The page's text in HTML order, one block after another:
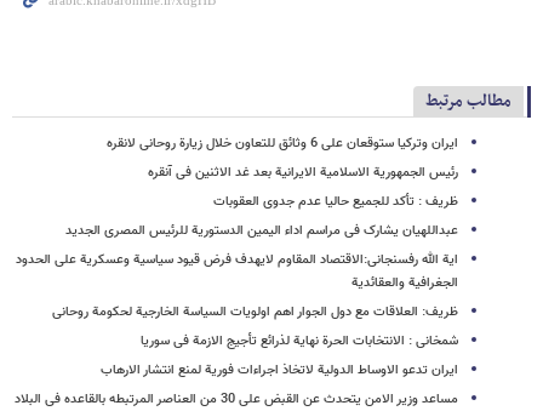
مطالب مرتبط
ایران وترکیا ستوقعان علی 6 وثائق للتعاون خلال زیارة روحانی لانقره
رئیس الجمهوریة الاسلامیة الایرانیة بعد غد الاثنین فی آنقره
ظریف : تأکد للجمیع حالیا عدم جدوی العقوبات
عبداللهیان یشارک فی مراسم اداء الیمین الدستوریة للرئیس المصری الجدید
ایة الله رفسنجانی:الاقتصاد المقاوم لایهدف فرض قیود سیاسیة وعسکریة علی الحدود
الجغرافیة والعقائدیة
ظریف: العلاقات مع دول الجوار اهم اولویات السیاسة الخارجیة لحکومة روحانی
شمخانی : الانتخابات الحرة نهایة لذرائع تأجیج الازمة فی سوریا
ایران تدعو الاوساط الدولیة لاتخاذ اجراءات فوریة لمنع انتشار الارهاب
مساعد وزیر الامن یتحدث عن القبض علی 30 من العناصر المرتبطه بالقاعده فی البلاد